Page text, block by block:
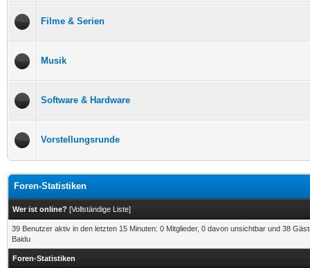
Filme & Serien
Musik
Software & Hardware
Vorstellungsrunde
Foren-Statistiken
Wer ist online? [Vollständige Liste]
39 Benutzer aktiv in den letzten 15 Minuten: 0 Mitglieder, 0 davon unsichtbar und 38
Baidu
Foren-Statistiken